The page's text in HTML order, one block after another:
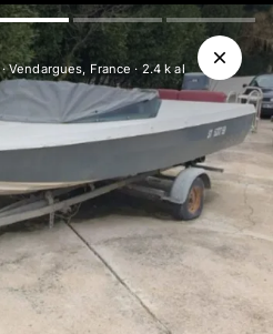
·Vendargues, France · 2.4 kabonné s